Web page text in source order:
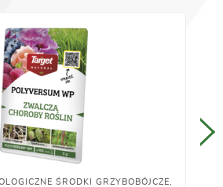
ŚRODKI GRZYBOBÓJCZE,